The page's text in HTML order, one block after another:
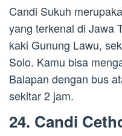
Candi Sukuh
yang terkenal di Jawa
kaki Gunung Lawu,
Solo. Kamu bisa
Balapan dengan bus
sekitar 2 jam.
24. Candi